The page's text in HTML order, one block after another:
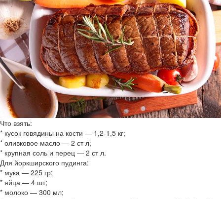
Что взять:
* кусок говядины на кости — 1,2-1,5 кг;
* оливковое масло — 2 ст л;
* крупная соль и перец — 2 ст л.
Для йоркширского пудинга:
* мука — 225 гр;
* яйца — 4 шт;
* молоко — 300 мл;